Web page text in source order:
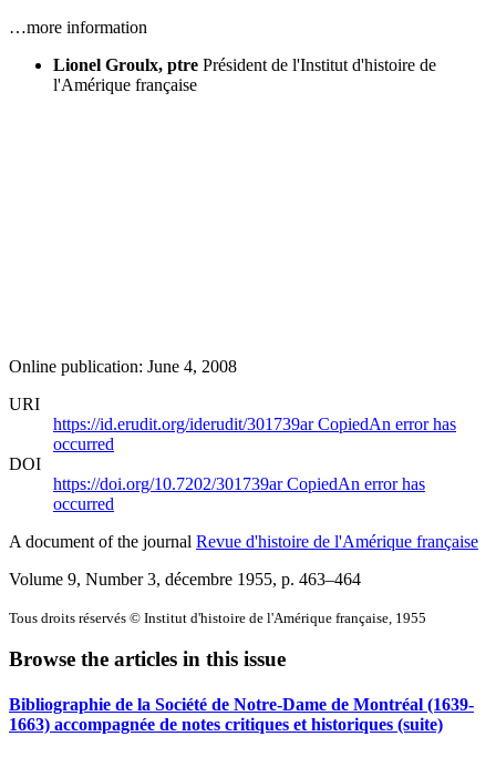
…more information
Lionel Groulx, ptre Président de l'Institut d'histoire de
l'Amérique française
Online publication: June 4, 2008
URI
https://id.erudit.org/iderudit/301739arCopiedAn error has
occurred
DOI
https://doi.org/10.7202/301739arCopiedAn error has
occurred
A document of the journal Revue d'histoire de l'Amérique française
Volume 9, Number 3, décembre 1955, p. 463–464
Tous droits réservés © Institut d'histoire de l'Amérique française, 1955
Browse the articles in this issue
Bibliographie de la Société de Notre-Dame de Montréal (1639-
1663) accompagnée de notes critiques et historiques (suite)